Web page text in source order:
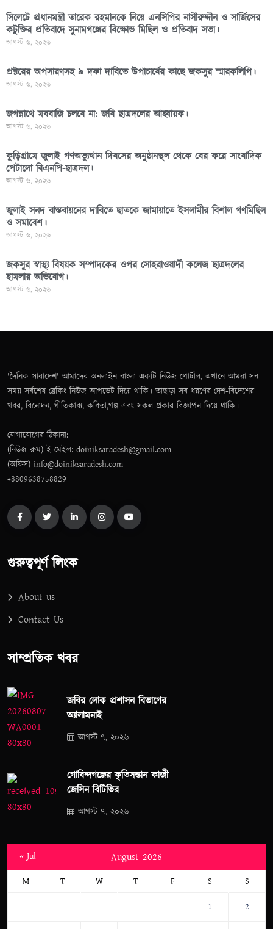
সিলেটে প্রধানমন্ত্রী তারেক রহমানকে নিয়ে এনসিপির নাসীরুদ্দীন ও সার্জিসের
কটুক্তির প্রতিবাদে সুনামগঞ্জের বিক্ষোভ মিছিল ও প্রতিবাদ সভা।
আগস্ট ৬, ২০২৬
প্রক্টরের অপসারণসহ ৯ দফা দাবিতে উপাচার্যের কাছে জকসুর স্মারকলিপি।
আগস্ট ৬, ২০২৬
জগন্নাথে মববাজি চলবে না: জবি ছাত্রদলের আহ্বায়ক।
আগস্ট ৬, ২০২৬
কুড়িগ্রামে জুলাই গণঅভ্যুত্থান দিবসের অনুষ্ঠানস্থল থেকে বের করে সাংবাদিক
পেটালো বিএনপি-ছাত্রদল।
আগস্ট ৬, ২০২৬
জুলাই সনদ বাস্তবায়নের দাবিতে ছাতকে জামায়াতে ইসলামীর বিশাল গণমিছিল
ও সমাবেশ।
আগস্ট ৬, ২০২৬
জকসুর স্বাস্থ্য বিষয়ক সম্পাদকের ওপর সোহরাওয়ার্দী কলেজ ছাত্রদলের
হামলার অভিযোগ।
আগস্ট ৬, ২০২৬
'দৈনিক সারাদেশ' আমাদের অনলাইন বাংলা একটি নিউজ পোর্টাল, এখানে আমরা সব
সময় সর্বশেষ ব্রেকিং নিউজ আপডেট দিয়ে থাকি। তাছাড়া সব ধরণের দেশ-বিদেশের
খবর, বিনোদন, গীতিকাব্য, কবিতা,গল্প এবং সকল প্রকার বিজ্ঞাপন দিয়ে থাকি।
যোগাযোগের ঠিকানা:
(নিউজ রুম) ই-মেইল: doiniksaradesh@gmail.com
(অফিস) info@doiniksaradesh.com
+8809638758829
গুরুত্বপূর্ণ লিংক
About us
Contact Us
সাম্প্রতিক খবর
জবির লোক প্রশাসন বিভাগের
অ্যালামনাই
আগস্ট ৭, ২০২৬
গোবিন্দগঞ্জের কৃতিসন্তান কাজী
জেসিন বিটিভির
আগস্ট ৭, ২০২৬
August 2026
M T W T F S S
1 2
« Jul